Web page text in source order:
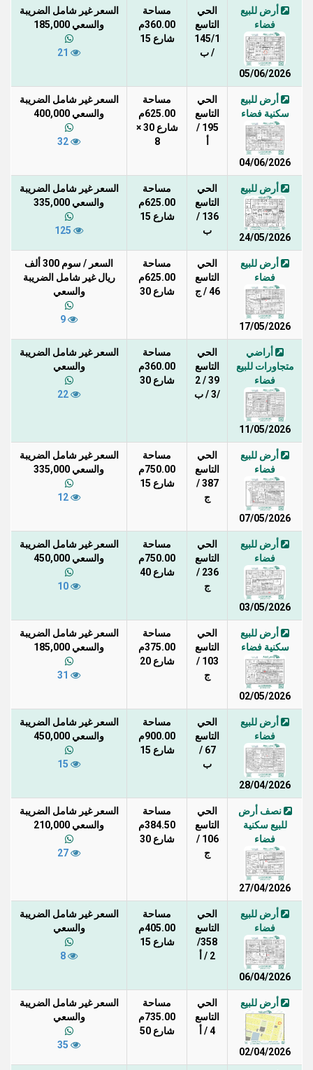
أرض للبيع
فضاء
05/06/2026
الحي
التاسع
145/1
/ ب
مساحة
360.00م
شارع 15
السعر غير شامل الضريبة
والسعي 185,000
أرض للبيع
سكنية فضاء
04/06/2026
الحي
التاسع
195 /
مساحة
625.00م
شارع 30 ×
8
السعر غير شامل الضريبة
والسعي 400,000
أرض للبيع
24/05/2026
الحي
التاسع
136 /
ب
مساحة
625.00م
شارع 15
السعر غير شامل الضريبة
والسعي 335,000
أرض للبيع
فضاء
17/05/2026
الحي
التاسع
46 / ج
مساحة
625.00م
شارع 30
السعر / سوم 300 ألف
ريال غير شامل الضريبة
والسعي
أراضي
متجاورات للبيع
فضاء
11/05/2026
الحي
التاسع
39 / 2
/3 / ب
مساحة
360.00م
شارع 30
السعر غير شامل الضريبة
والسعي
أرض للبيع
فضاء
07/05/2026
الحي
التاسع
387 /
ج
مساحة
750.00م
شارع 15
السعر غير شامل الضريبة
والسعي 335,000
أرض للبيع
فضاء
03/05/2026
الحي
التاسع
236 /
ج
مساحة
750.00م
شارع 40
السعر غير شامل الضريبة
والسعي 450,000
أرض للبيع
سكنية فضاء
02/05/2026
الحي
التاسع
103 /
ج
مساحة
375.00م
شارع 20
السعر غير شامل الضريبة
والسعي 185,000
أرض للبيع
فضاء
28/04/2026
الحي
التاسع
67 /
ب
مساحة
900.00م
شارع 15
السعر غير شامل الضريبة
والسعي 450,000
نصف أرض
للبيع سكنية
فضاء
27/04/2026
الحي
التاسع
106 /
ج
مساحة
384.50م
شارع 30
السعر غير شامل الضريبة
والسعي 210,000
أرض للبيع
فضاء
06/04/2026
الحي
التاسع
358/
2 / أ
مساحة
405.00م
شارع 15
السعر غير شامل الضريبة
والسعي
أرض للبيع
02/04/2026
الحي
التاسع
4 / أ
مساحة
735.00م
شارع 50
السعر غير شامل الضريبة
والسعي